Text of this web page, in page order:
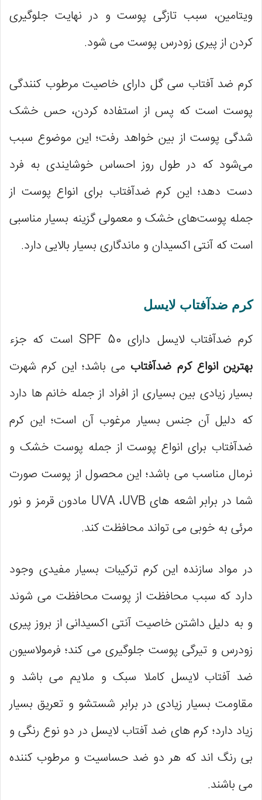
ویتامین، سبب تازگی پوست و در نهایت جلوگیری
کردن از پیری زودرس پوست می شود.
کرم ضد آفتاب سی گل دارای خاصیت مرطوب کنندگی
پوست است که پس از استفاده کردن، حس خشک
شدگی پوست از بین خواهد رفت؛ این موضوع سبب
می‌شود که در طول روز احساس خوشایندی به فرد
دست دهد؛ این کرم ضدآفتاب برای انواع پوست از
جمله پوست‌های خشک و معمولی گزینه بسیار مناسبی
است که آنتی اکسیدان و ماندگاری بسیار بالایی دارد.
کرم ضدآفتاب لایسل
کرم ضدآفتاب لایسل دارای SPF 50 است که جزء
بهترین انواع کرم ضدآفتاب می باشد؛ این کرم شهرت
بسیار زیادی بین بسیاری از افراد از جمله خانم ها دارد
که دلیل آن جنس بسیار مرغوب آن است؛ این کرم
ضدآفتاب برای انواع پوست از جمله پوست خشک و
نرمال مناسب می باشد؛ این محصول از پوست صورت
شما در برابر اشعه های UVA ،UVB مادون قرمز و نور
مرئی به خوبی می تواند محافظت کند.
در مواد سازنده این کرم ترکیبات بسیار مفیدی وجود
دارد که سبب محافظت از پوست محافظت می شوند
و به دلیل داشتن خاصیت آنتی اکسیدانی از بروز پیری
زودرس و تیرگی پوست جلوگیری می کند؛ فرمولاسیون
ضد آفتاب لایسل کاملا سبک و ملایم می باشد و
مقاومت بسیار زیادی در برابر شستشو و تعریق بسیار
زیاد دارد؛ کرم های ضد آفتاب‌ لایسل در دو نوع رنگی و
بی رنگ اند که هر دو ضد حساسیت و مرطوب کننده
می باشند.